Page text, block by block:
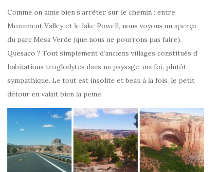
Comme on aime bien s’arrêter sur le chemin : entre
Monument Valley et le lake Powell, nous voyons un aperçu
du parc Mesa Verde (que nous ne pourrons pas faire).
Quesaco ? Tout simplement d’anciens villages constitués d’
habitations troglodytes dans un paysage, ma foi, plutôt
sympathique. Le tout est insolite et beau à la fois, le petit
détour en valait bien la peine.